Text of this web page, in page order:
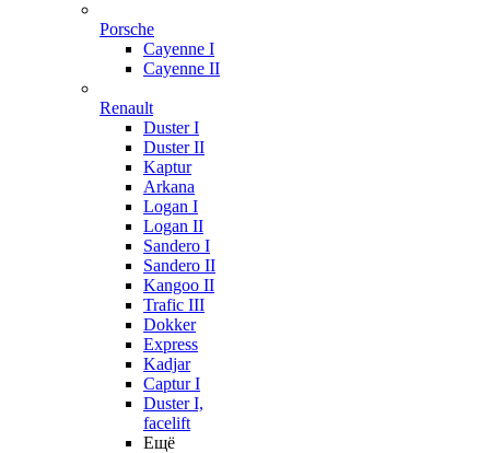
Porsche
Cayenne I
Cayenne II
Renault
Duster I
Duster II
Kaptur
Arkana
Logan I
Logan II
Sandero I
Sandero II
Kangoo II
Trafic III
Dokker
Express
Kadjar
Captur I
Duster I,
facelift
Ещё